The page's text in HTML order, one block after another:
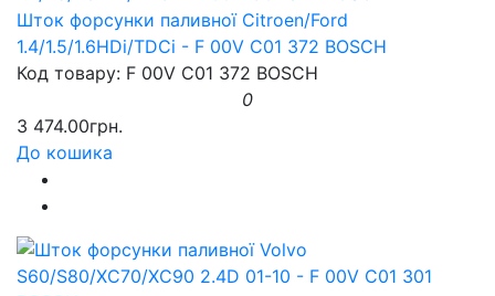
Шток форсунки паливної Citroen/Ford
1.4/1.5/1.6HDi/TDCi - F 00V C01 372 BOSCH
Код товару: F 00V C01 372 BOSCH
0
3 474.00грн.
До кошика